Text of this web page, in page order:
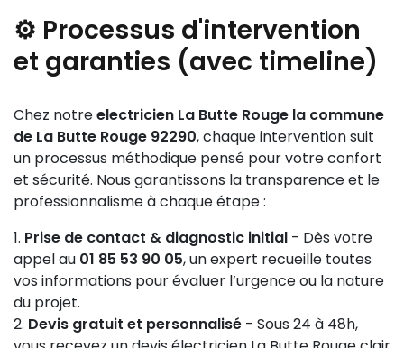
⚙️ Processus d'intervention
et garanties (avec timeline)
Chez notreelectricien La Butte Rouge la commune
de La Butte Rouge 92290, chaque intervention suit
un processus méthodique pensé pour votre confort
et sécurité. Nous garantissons la transparence et le
professionnalisme à chaque étape :
Prise de contact & diagnostic initial - Dès votre
appel au 01 85 53 90 05, un expert recueille toutes
vos informations pour évaluer l’urgence ou la nature
du projet.
Devis gratuit et personnalisé - Sous 24 à 48h,